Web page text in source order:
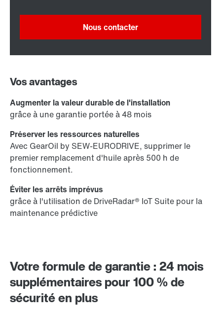
Votre formule de garantie : 24 mois
supplémentaires pour 100 % de
sécurité en plus
Nous contacter
Vos avantages
Augmenter la valeur durable de l'installation
grâce à une garantie portée à 48 mois
Préserver les ressources naturelles
Avec GearOil by SEW-EURODRIVE, supprimer le
premier remplacement d'huile après 500 h de
fonctionnement.
Éviter les arrêts imprévus
grâce à l'utilisation de DriveRadar® IoT Suite pour la
maintenance prédictive